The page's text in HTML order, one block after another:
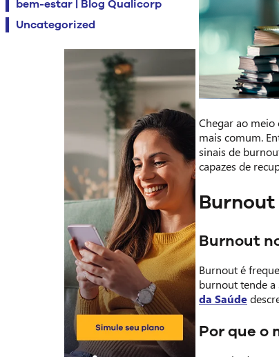
bem-estar | Blog Qualicorp
Uncategorized
Chegar ao meio
mais comum.
sinais de
capazes de
Burnout
Burnout é
burnout tende a
da Saúde
Por que o